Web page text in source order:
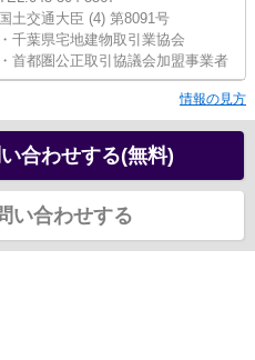
国土交通大臣 (4) 第8091号
・千葉県宅地建物取引業協会
・首都圏公正取引協議会加盟事業者
情報の見方
合わせする(無料)
い合わせする